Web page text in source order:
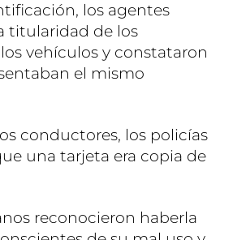
los agentes
titularidad de los
vehículos y constataron
el mismo
conductores, los policías
una tarjeta era copia de
reconocieron haberla